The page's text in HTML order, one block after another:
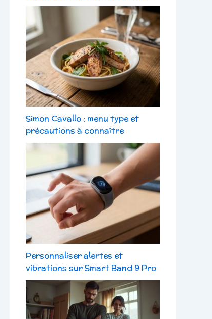
Simon Cavallo : menu type et
précautions à connaître
Personnaliser alertes et
vibrations sur Smart Band 9 Pro